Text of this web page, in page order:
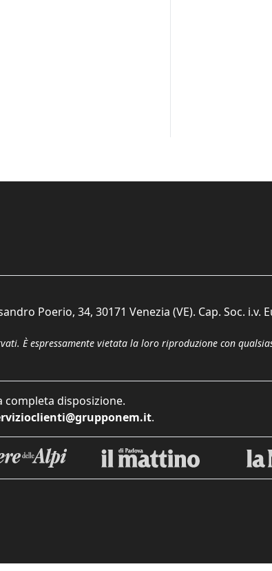
Poerio, 34, 30171 Venezia (VE). Cap. Soc. i.v.
È espressamente vietata la loro riproduzione con
completa disposizione.
.